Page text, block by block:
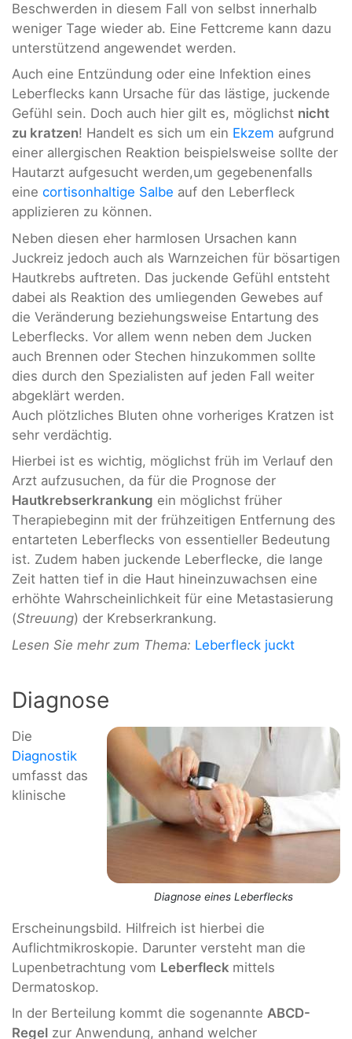
Beschwerden in diesem Fall von selbst innerhalb
weniger Tage wieder ab. Eine Fettcreme kann dazu
unterstützend angewendet werden.
Auch eine Entzündung oder eine Infektion eines
Leberflecks kann Ursache für das lästige, juckende
Gefühl sein. Doch auch hier gilt es, möglichst nicht
zu kratzen! Handelt es sich um ein Ekzem aufgrund
einer allergischen Reaktion beispielsweise sollte der
Hautarzt aufgesucht werden,um gegebenenfalls
eine cortisonhaltige Salbe auf den Leberfleck
applizieren zu können.
Neben diesen eher harmlosen Ursachen kann
Juckreiz jedoch auch als Warnzeichen für bösartigen
Hautkrebs auftreten. Das juckende Gefühl entsteht
dabei als Reaktion des umliegenden Gewebes auf
die Veränderung beziehungsweise Entartung des
Leberflecks. Vor allem wenn neben dem Jucken
auch Brennen oder Stechen hinzukommen sollte
dies durch den Spezialisten auf jeden Fall weiter
abgeklärt werden.
Auch plötzliches Bluten ohne vorheriges Kratzen ist
sehr verdächtig.
Hierbei ist es wichtig, möglichst früh im Verlauf den
Arzt aufzusuchen, da für die Prognose der
Hautkrebserkrankung ein möglichst früher
Therapiebeginn mit der frühzeitigen Entfernung des
entarteten Leberflecks von essentieller Bedeutung
ist. Zudem haben juckende Leberflecke, die lange
Zeit hatten tief in die Haut hineinzuwachsen eine
erhöhte Wahrscheinlichkeit für eine Metastasierung
(Streuung) der Krebserkrankung.
Lesen Sie mehr zum Thema: Leberfleck juckt
Diagnose
Diagnose eines Leberflecks
Die
Diagnostik
umfasst das
klinische
Erscheinungsbild. Hilfreich ist hierbei die
Auflichtmikroskopie. Darunter versteht man die
Lupenbetrachtung vom Leberfleck mittels
Dermatoskop.
In der Berteilung kommt die sogenannte ABCD-
Regel zur Anwendung, anhand welcher